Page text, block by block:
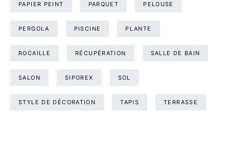
PAPIER PEINT PARQUET PELOUSE
PERGOLA PISCINE PLANTE
ROCAILLE RÉCUPÉRATION SALLE DE BAIN
SALON SIPOREX SOL
STYLE DE DÉCORATION TAPIS TERRASSE